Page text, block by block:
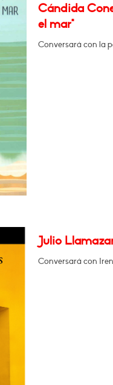
Cándida
el mar"
Conversará con la
Julio
Conversará con